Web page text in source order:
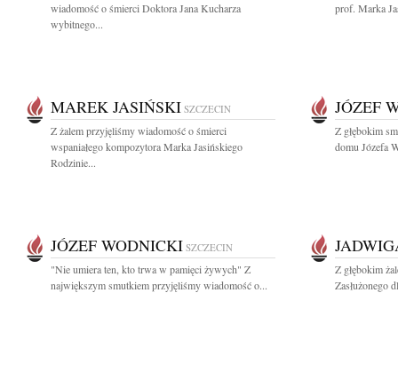
wiadomość o śmierci Doktora Jana Kucharza
wybitnego...
prof. Marka
MAREK JASIŃSKI SZCZECIN
Z żalem przyjęliśmy wiadomość o śmierci
wspaniałego kompozytora Marka Jasińskiego
Rodzinie...
JÓZEF
Z głębokim
domu Józefa
JÓZEF WODNICKI SZCZECIN
"Nie umiera ten, kto trwa w pamięci żywych" Z
największym smutkiem przyjęliśmy wiadomość o...
Z głębokim
Zasłużonego